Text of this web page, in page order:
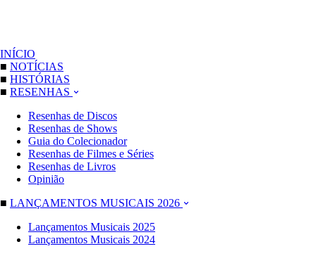
INÍCIO
■ NOTÍCIAS
■ HISTÓRIAS
■ RESENHAS
Resenhas de Discos
Resenhas de Shows
Guia do Colecionador
Resenhas de Filmes e Séries
Resenhas de Livros
Opinião
■ LANÇAMENTOS MUSICAIS 2026
Lançamentos Musicais 2025
Lançamentos Musicais 2024